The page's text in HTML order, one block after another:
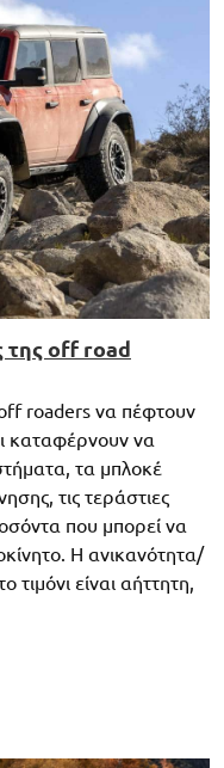
της off road
roaders να πέφτουν
καταφέρνουν να
τα μπλοκέ
τις τεράστιες
που μπορεί να
Η ανικανότητα/
είναι αήττητη,